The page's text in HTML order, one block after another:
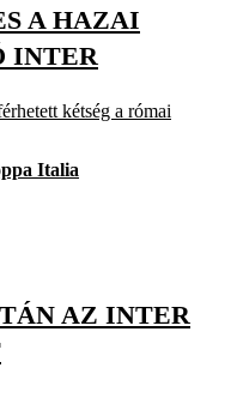
A HAZAI
INTER
kétség a római
Italia
AZ INTER